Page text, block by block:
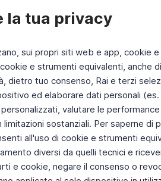
la tua privacy
sui propri siti web e app, cookie
e strumenti equivalenti, anche
dietro tuo consenso, Rai e terzi
ed elaborare dati personali
valutare le
sostanziali. Per saperne di
all'uso di cookie e strumenti
diversi da quelli tecnici e
e cookie, negare il consenso o
Fai di